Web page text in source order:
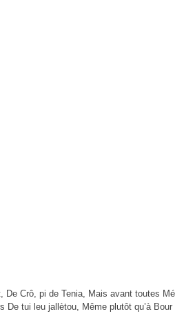
De Crô, pi de Tenia, Mais avant toutes Mé
De tui leu jallètou, Même plutôt qu’à Bour